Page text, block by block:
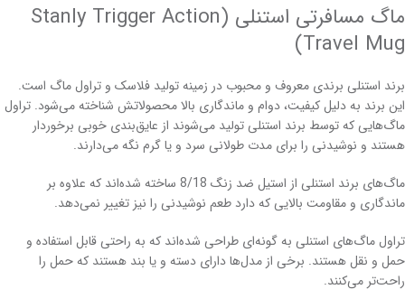
ماگ مسافرتی استنلی (Stanly Trigger Action
Travel Mug)
برند استنلی برندی معروف و محبوب در زمینه تولید فلاسک و تراول ماگ است.
این برند به دلیل کیفیت، دوام و ماندگاری بالا محصولاتش شناخته می‌شود. تراول
ماگ‌هایی که توسط برند استنلی تولید می‌شوند از عایق‌بندی خوبی برخوردار
هستند و نوشیدنی را برای مدت طولانی سرد و یا گرم نگه می‌دارند.
ماگ‌های برند استنلی از استیل ضد زنگ 8/18 ساخته شده‌اند که علاوه بر
ماندگاری و مقاومت بالایی که دارد طعم نوشیدنی را نیز تغییر نمی‌دهد.
تراول ماگ‌های استنلی به گونه‌ای طراحی شده‌اند که به راحتی قابل استفاده و
حمل و نقل هستند. برخی از مدل‌ها دارای دسته‌ و یا بند هستند که حمل را
راحت‌تر می‌کنند.